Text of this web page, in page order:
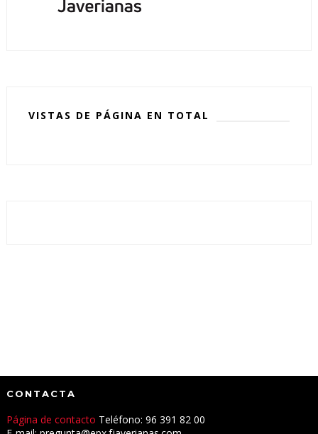
VISTAS DE PÁGINA EN TOTAL
CONTACTA
Página de contacto Teléfono: 96 391 82 00